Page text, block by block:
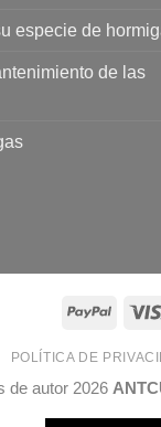
especie de
de las
PayPal
POLÍTICA DE
de autor 2026